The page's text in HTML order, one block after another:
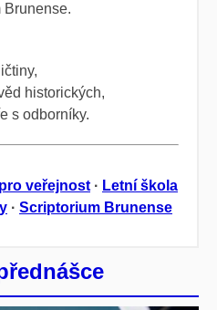
Brunense.
historických,
s odborníky.
veřejnost · Letní škola
· Scriptorium Brunense